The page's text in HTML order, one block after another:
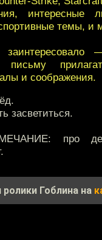
интересные
темы, и
и соображения.
засветиться.
про
Гоблина на